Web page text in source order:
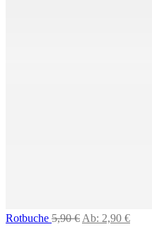
Rotbuche 5,90€ Ab: 2,90 €